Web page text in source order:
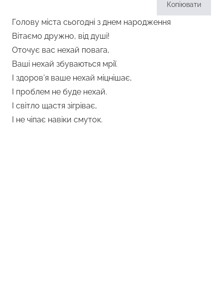
Копіювати
Голову міста сьогодні з днем народження
Вітаємо дружно, від душі!
Оточує вас нехай повага,
Ваші нехай збуваються мрії.
І здоров’я ваше нехай міцнішає,
І проблем не буде нехай.
І світло щастя зігріває,
І не чіпає навіки смуток.